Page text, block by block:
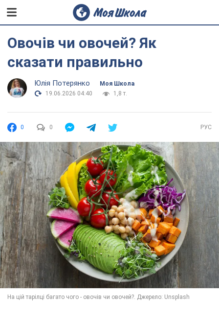
Овочів чи овочей? Як
сказати правильно
Юлія Потерянко
Моя Школа
19.06.2026 04:40
1,8 т.
0 0 РУС